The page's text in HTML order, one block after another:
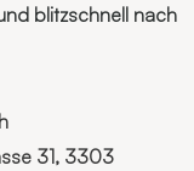
blitzschnell nach
31, 3303